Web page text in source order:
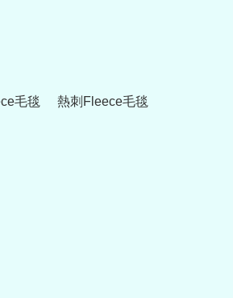
毛毯 熱刺Fleece毛毯